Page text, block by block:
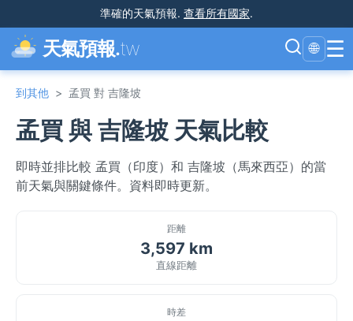
準確的天氣預報. 查看所有國家.
天氣預報.tw 🌐 ☰
到其他 > 孟買 對 吉隆坡
孟買 與 吉隆坡 天氣比較
即時並排比較 孟買（印度）和 吉隆坡（馬來西亞）的當
前天氣與關鍵條件。資料即時更新。
距離
3,597 km
直線距離
時差